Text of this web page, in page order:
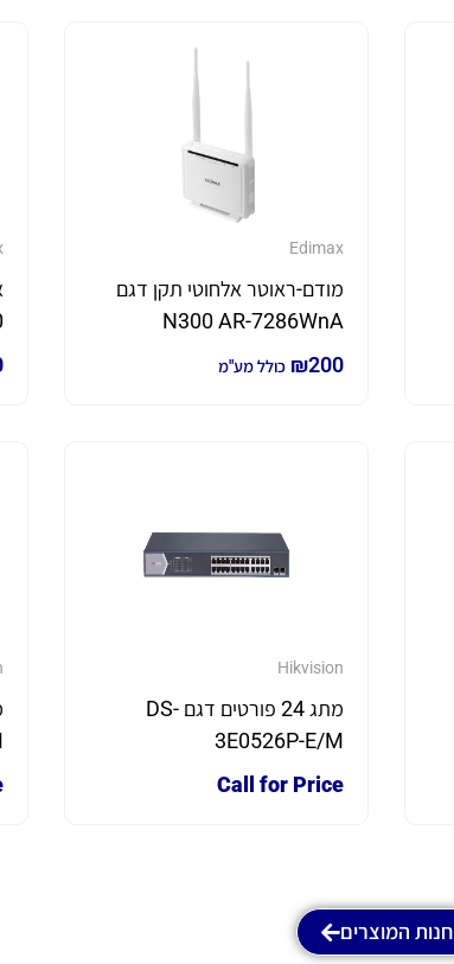
Edimax
מודם-ראוטר אלחוטי תקן דגם
N300 AR-7286WnA
₪200 כולל מע"מ
Hikvision
מתג 24 פורטים דגם DS-
3E0526P-E/M
Call for Price
חנות המוצרים